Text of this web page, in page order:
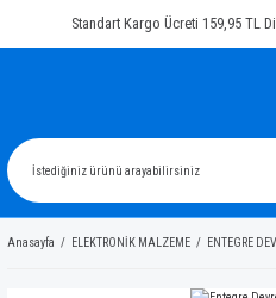
Standart Kargo Ücreti 159,95 TL
Anasayfa ELEKTRONİK MALZEME ENTEGRE